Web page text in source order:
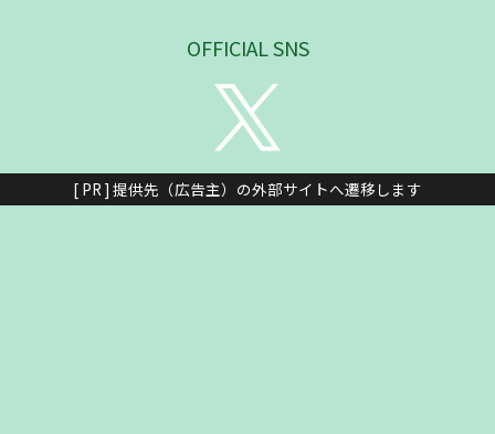
OFFICIAL SNS
[ PR ] 提供先（広告主）の外部サイトへ遷移します